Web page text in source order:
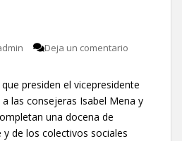
Deja un comentario
presiden el vicepresidente
las consejeras Isabel Mena y
una docena de
de los colectivos sociales